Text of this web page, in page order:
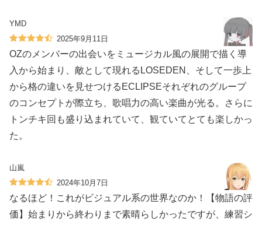
YMD
2025年9月11日
OZのメンバーの出会いをミュージカル風の展開で描く導
入から始まり、敵として現れるLOSEDEN、そして一歩上
から格の違いを見せつけるECLIPSEそれぞれのグループ
のコンセプトが際立ち、歌唱力の高い楽曲が光る。さらに
トンチキ回も盛り込まれていて、観ていてとても楽しかっ
た。
山嵐
2024年10月7日
なるほど！これがビジュアル系の世界なのか！【物語の評
価】始まりから終わりまで素晴らしかったですが、練習シ